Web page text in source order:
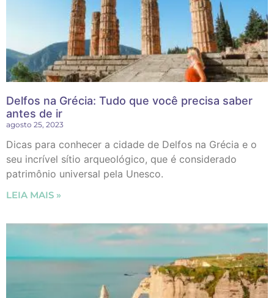
Delfos na Grécia: Tudo que você precisa saber
antes de ir
agosto 25, 2023
Dicas para conhecer a cidade de Delfos na Grécia e o
seu incrível sítio arqueológico, que é considerado
patrimônio universal pela Unesco.
LEIA MAIS »